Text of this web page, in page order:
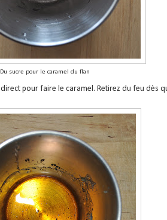
Du sucre pour le caramel du flan
pour faire le caramel. Retirez du feu dès